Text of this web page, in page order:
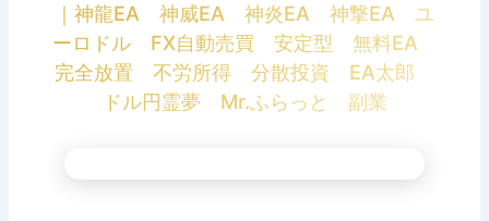
｜神龍EA 神威EA 神炎EA 神撃EA ユ
ーロドル FX自動売買 安定型 無料EA
完全放置 不労所得 分散投資 EA太郎
ドル円霊夢 Mr.ふらっと 副業